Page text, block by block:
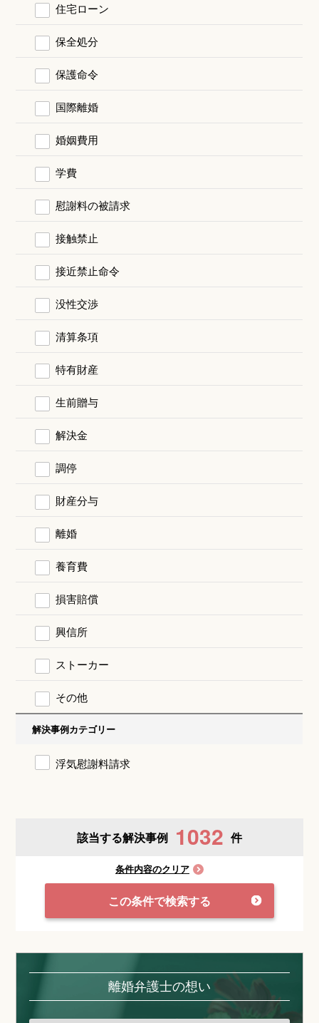
住宅ローン
保全処分
保護命令
国際離婚
婚姻費用
学費
慰謝料の被請求
接触禁止
接近禁止命令
没性交渉
清算条項
特有財産
生前贈与
解決金
調停
財産分与
離婚
養育費
損害賠償
興信所
ストーカー
その他
解決事例カテゴリー
浮気慰謝料請求
該当する解決事例 1032 件
条件内容のクリア
この条件で検索する
離婚弁護士の想い